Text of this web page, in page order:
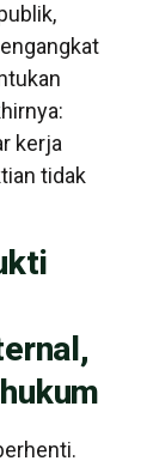
kerja
tidak